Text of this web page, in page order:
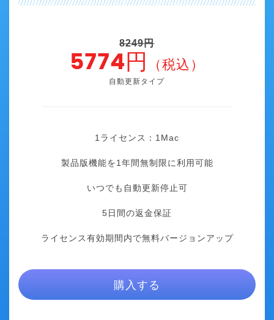
8249円
5774円 （税込）
自動更新タイプ
1ライセンス：1 Mac
製品版機能を1年間無制限に利用可能
いつでも自動更新停止可
5日間の返金保証
ライセンス有効期間内で無料バージョンアップ
購入する